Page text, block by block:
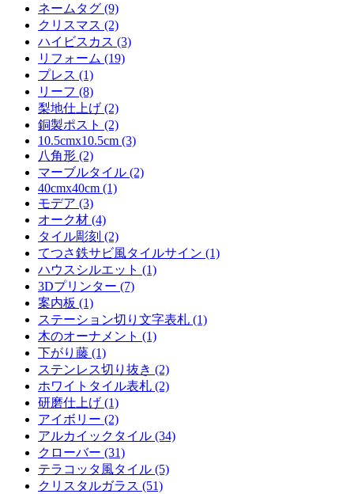
ネームタグ (9)
クリスマス (2)
ハイビスカス (3)
リフォーム (19)
プレス (1)
リーフ (8)
梨地仕上げ (2)
銅製ポスト (2)
10.5cmx10.5cm (3)
八角形 (2)
マーブルタイル (2)
40cmx40cm (1)
モデア (3)
オーク材 (4)
タイル彫刻 (2)
てつさ鉄サビ風タイルサイン (1)
ハウスシルエット (1)
3Dプリンター (7)
案内板 (1)
ステーション切り文字表札 (1)
木のオーナメント (1)
下がり藤 (1)
ステンレス切り抜き (2)
ホワイトタイル表札 (2)
研磨仕上げ (1)
アイボリー (2)
アルカイックタイル (34)
クローバー (31)
テラコッタ風タイル (5)
クリスタルガラス (51)